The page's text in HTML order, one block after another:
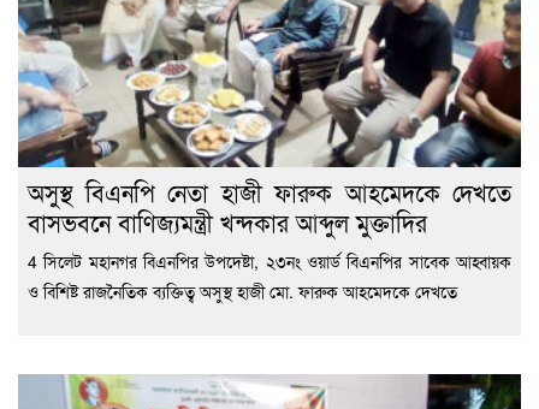
অসুস্থ বিএনপি নেতা হাজী ফারুক আহমেদকে দেখতে
বাসভবনে বাণিজ্যমন্ত্রী খন্দকার আব্দুল মুক্তাদির
4 সিলেট মহানগর বিএনপির উপদেষ্টা, ২৩নং ওয়ার্ড বিএনপির সাবেক আহ্বায়ক
ও বিশিষ্ট রাজনৈতিক ব্যক্তিত্ব অসুস্থ হাজী মো. ফারুক আহমেদকে দেখতে